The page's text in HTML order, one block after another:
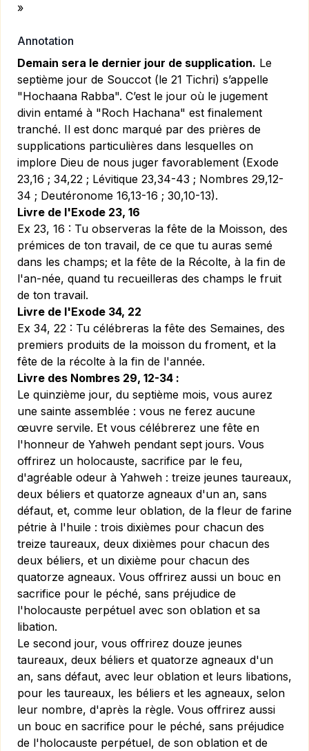
»
Annotation
Demain sera le dernier jour de supplication. Le
septième jour de Souccot (le 21 Tichri) s’appelle
"Hochaana Rabba". C’est le jour où le jugement
divin entamé à "Roch Hachana" est finalement
tranché. Il est donc marqué par des prières de
supplications particulières dans lesquelles on
implore Dieu de nous juger favorablement (Exode
23,16 ; 34,22 ; Lévitique 23,34-43 ; Nombres 29,12-
34 ; Deutéronome 16,13-16 ; 30,10-13).
Livre de l'Exode 23, 16
Ex 23, 16 : Tu observeras la fête de la Moisson, des
prémices de ton travail, de ce que tu auras semé
dans les champs; et la fête de la Récolte, à la fin de
l'an-née, quand tu recueilleras des champs le fruit
de ton travail.
Livre de l'Exode 34, 22
Ex 34, 22 : Tu célébreras la fête des Semaines, des
premiers produits de la moisson du froment, et la
fête de la récolte à la fin de l'année.
Livre des Nombres 29, 12-34 :
Le quinzième jour, du septième mois, vous aurez
une sainte assemblée : vous ne ferez aucune
œuvre servile. Et vous célébrerez une fête en
l'honneur de Yahweh pendant sept jours. Vous
offrirez un holocauste, sacrifice par le feu,
d'agréable odeur à Yahweh : treize jeunes taureaux,
deux béliers et quatorze agneaux d'un an, sans
défaut, et, comme leur oblation, de la fleur de farine
pétrie à l'huile : trois dixièmes pour chacun des
treize taureaux, deux dixièmes pour chacun des
deux béliers, et un dixième pour chacun des
quatorze agneaux. Vous offrirez aussi un bouc en
sacrifice pour le péché, sans préjudice de
l'holocauste perpétuel avec son oblation et sa
libation.
Le second jour, vous offrirez douze jeunes
taureaux, deux béliers et quatorze agneaux d'un
an, sans défaut, avec leur oblation et leurs libations,
pour les taureaux, les béliers et les agneaux, selon
leur nombre, d'après la règle. Vous offrirez aussi
un bouc en sacrifice pour le péché, sans préjudice
de l'holocauste perpétuel, de son oblation et de